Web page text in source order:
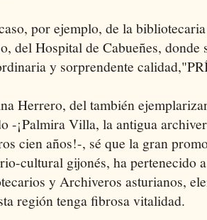
por ejemplo, de la
del Hospital de Cabueñes, donde
y sorprendente
Herrero, del también
-¡Palmira Villa, la antigua
cien años!-, sé que la gran
cultural gijonés, ha pertenecido
y Archiveros asturianos,
región tenga fibrosa vitalidad.